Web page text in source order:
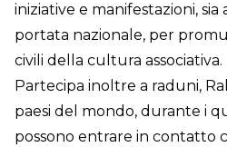
iniziative e manifestazioni,
portata nazionale, per
civili della cultura associativa.
Partecipa inoltre a raduni,
paesi del mondo, durante i
possono entrare in contatto